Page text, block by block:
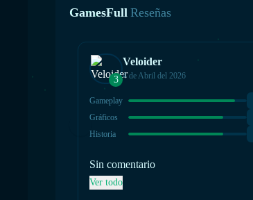
GamesFull Reseñas
3
Veloider
4 de Abril del 2026
Gameplay
Gráficos
Historia
Sin comentario
Ver todo